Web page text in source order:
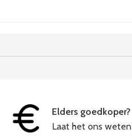
Elders goedkoper?
Laat het ons weten